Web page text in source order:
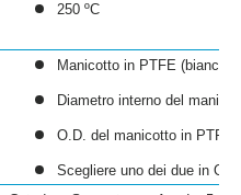
250 ºC
Manicotto in PTFE (bianco)
Diametro interno del
O.D. del manicotto in PTFE:
Scegliere uno dei due in